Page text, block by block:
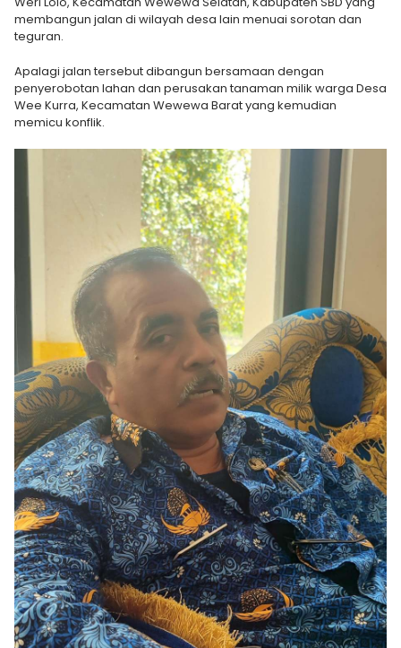
membangun jalan di wilayah desa lain menuai sorotan dan
teguran.
Apalagi jalan tersebut dibangun bersamaan dengan
penyerobotan lahan dan perusakan tanaman milik warga Desa
Wee Kurra, Kecamatan Wewewa Barat yang kemudian
memicu konflik.